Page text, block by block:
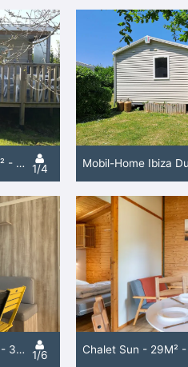
Mobil-Home O'hara 734 - 23M² - 2 Chambres 1/4
Mobil-Home Bermudes - 31M² - 3 Chambres 1/6 Chalet Sun - 29M²